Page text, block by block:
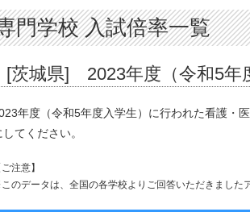
門学校 入試倍率一覧
[茨城県] 2023年度（令和5年
年度（令和5年度入学生）に行われた看護・
してください。
ご注意】
のデータは、全国の各学校よりご回答いただきました